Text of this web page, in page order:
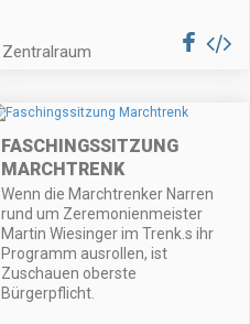
Zentralraum
FASCHINGSSITZUNG
MARCHTRENK
Wenn die Marchtrenker Narren
rund um Zeremonienmeister
Martin Wiesinger im Trenk.s ihr
Programm ausrollen, ist
Zuschauen oberste
Bürgerpflicht.